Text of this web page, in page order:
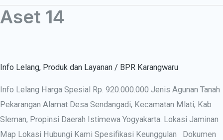
Aset 14
Info Lelang, Produk dan Layanan / BPR Karangwaru
Info Lelang Harga Spesial Rp. 920.000.000 Jenis Agunan Tanah
Pekarangan Alamat Desa Sendangadi, Kecamatan Mlati, Kab
Sleman, Propinsi Daerah Istimewa Yogyakarta. Lokasi Jaminan
Map Lokasi Hubungi Kami Spesifikasi Keunggulan Dokumen
Aset